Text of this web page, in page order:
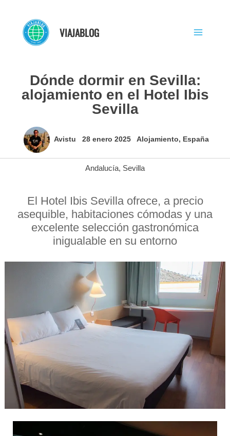
contenido
VIAJABLOG
Dónde dormir en Sevilla:
alojamiento en el Hotel Ibis
Sevilla
Avistu 28 enero 2025 Alojamiento, España
Andalucía, Sevilla
El Hotel Ibis Sevilla ofrece, a precio
asequible, habitaciones cómodas y una
excelente selección gastronómica
inigualable en su entorno